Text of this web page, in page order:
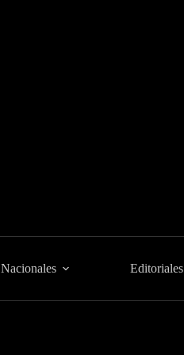
Nacionales Editoriales